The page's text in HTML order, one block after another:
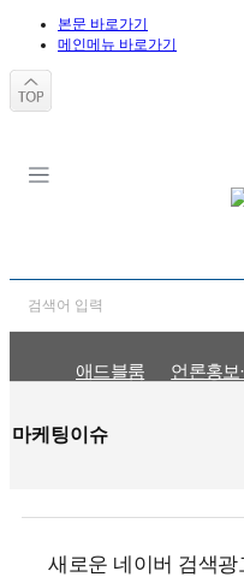
본문 바로가기
메인메뉴 바로가기
애드블룸 언론홍보
마케팅이슈
새로운 네이버 검색광